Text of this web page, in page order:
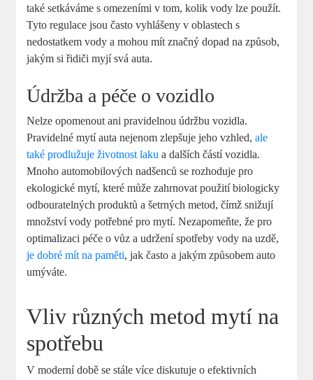
také setkáváme s omezeními v tom, kolik vody lze použít.
Tyto regulace jsou často vyhlášeny v oblastech s
nedostatkem vody a mohou mít značný dopad na způsob,
jakým si řidiči myjí svá auta.
Údržba a péče o vozidlo
Nelze opomenout ani pravidelnou údržbu vozidla.
Pravidelné mytí auta nejenom zlepšuje jeho vzhled,ale
také prodlužuje životnost laku a dalších částí vozidla.
Mnoho automobilových nadšenců se rozhoduje pro
ekologické mytí, které může zahrnovat použití biologicky
odbouratelných produktů a šetrných metod, čímž snižují
množství vody potřebné pro mytí. Nezapomeňte, že pro
optimalizaci péče o vůz a udržení spotřeby vody na uzdě,
je dobré mít na paměti, jak často a jakým způsobem auto
umýváte.
Vliv různých metod mytí na
spotřebu
V moderní době se stále více diskutuje o efektivních